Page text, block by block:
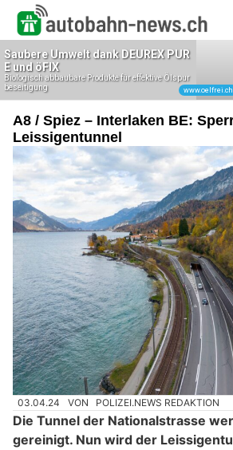
A8 / Spiez – Interlaken BE:
Leissigentunnel
03.04.24 VON POLIZEI.NEWS REDAKTION
Die Tunnel der Nationalstrasse
gereinigt. Nun wird der